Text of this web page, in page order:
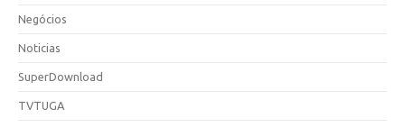
Negócios
Noticias
SuperDownload
TVTUGA